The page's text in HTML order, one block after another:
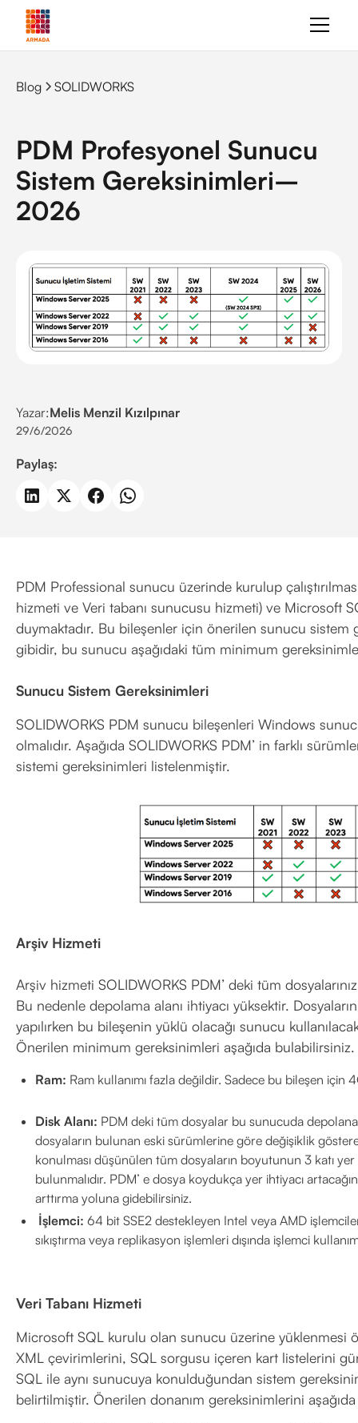
Blog SOLIDWORKS
PDM Profesyonel Sunucu
Sistem Gereksinimleri–
2026
Yazar:Melis Menzil Kızılpınar
29/6/2026
Paylaş:
PDM Professional sunucu üzerinde kurulup
hizmeti ve Veri tabanı sunucusu hizmeti) ve Microsoft
duymaktadır. Bu bileşenler için önerilen sunucu sistem
gibidir, bu sunucu aşağıdaki tüm minimum
Sunucu Sistem Gereksinimleri
SOLIDWORKS PDM sunucu bileşenleri Windows
olmalıdır. Aşağıda SOLIDWORKS PDM’ in farklı
sistemi gereksinimleri listelenmiştir.
Arşiv Hizmeti
Arşiv hizmeti SOLIDWORKS PDM’ deki tüm
Bu nedenle depolama alanı ihtiyacı yüksektir.
yapılırken bu bileşenin yüklü olacağı sunucu
Önerilen minimum gereksinimleri aşağıda bulabilirsiniz.
Ram: Ram kullanımı fazla değildir. Sadece bu bileşen için
Disk Alanı: PDM deki tüm dosyalar bu sunucuda
dosyaların bulunan eski sürümlerine göre değişiklik
konulması düşünülen tüm dosyaların boyutunun 3 katı
bulunmalıdır. PDM’ e dosya koydukça yer ihtiyacı
arttırma yoluna gidebilirsiniz.
İşlemci: 64 bit SSE2 destekleyen Intel veya AMD
sıkıştırma veya replikasyon işlemleri dışında işlemci
Veri Tabanı Hizmeti
Microsoft SQL kurulu olan sunucu üzerine yüklenmesi
XML çevirimlerini, SQL sorgusu içeren kart listelerini
SQL ile aynı sunucuya konulduğundan sistem
belirtilmiştir. Önerilen donanım gereksinimlerini